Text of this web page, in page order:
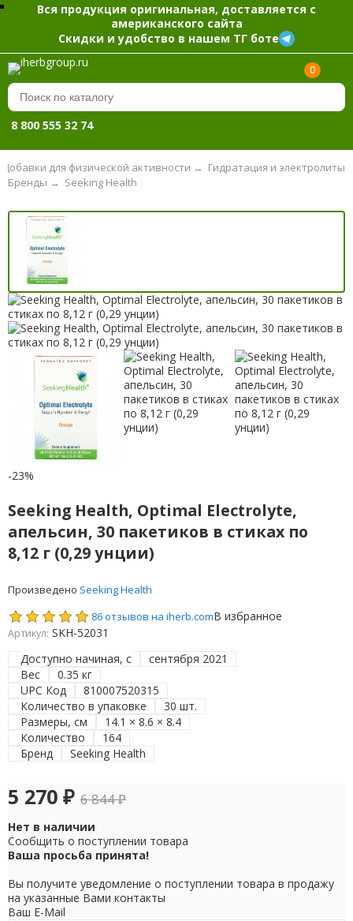
Вся продукция оригинальная, доставляется с
американского сайта
Скидки и удобство в нашем ТГ боте
0
8 800 555 32 74
Добавки для физической активности → Гидратация и электролиты
Seeking Health
Бренды →
-23%
Seeking Health, Optimal Electrolyte,
апельсин, 30 пакетиков в стиках по
8,12 г (0,29 унции)
Произведено Seeking Health
86 отзывов на iherb.comВ избранное
Артикул: SKH-52031
Доступно начиная, с
сентября 2021
Вес
0.35 кг
UPC Код
810007520315
Количество в упаковке
30 шт.
Размеры, см
14.1 × 8.6 × 8.4
Количество
164
Бренд
Seeking Health
5 270 ₽ 6 844₽
Нет в наличии
Сообщить о поступлении товара
Ваша просьба принята!
Вы получите уведомление о поступлении товара в продажу
на указанные Вами контакты
Ваш E-Mail